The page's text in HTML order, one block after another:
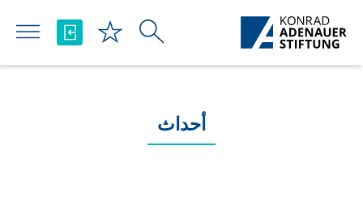
تخطي إلى المحتوى الرئيسي
أحداث